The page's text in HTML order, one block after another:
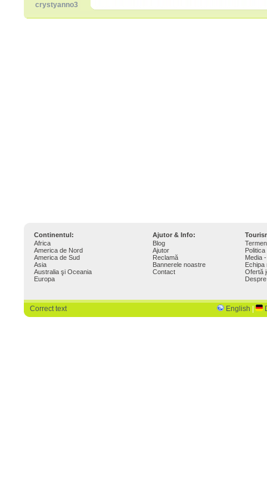
crystyanno3
Continentul: Ajutor & Info:
Africa
America de Nord
America de Sud
Asia
Australia şi Oceania
Europa
Blog
Ajutor
Reclamă
Bannerele noastre
Contact
Media
Echipa
Ofertă
Correct text English